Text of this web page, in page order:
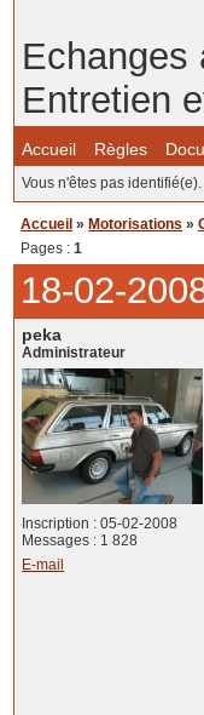
Echanges
Entretien
Accueil Règles
Vous n'êtes pas identifié(e).
Accueil » Motorisations »
Pages :1
18-02-
peka
Administrateur
Inscription : 05-02-2008
Messages : 1 828
E-mail